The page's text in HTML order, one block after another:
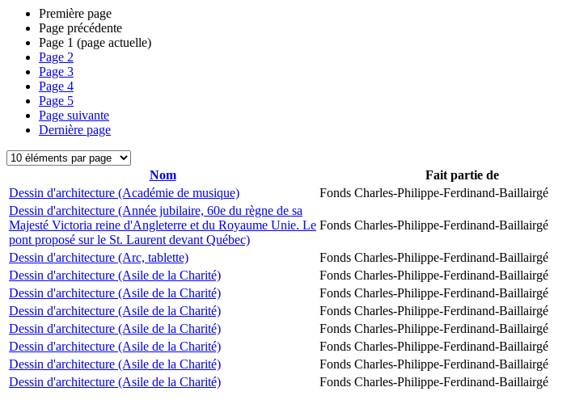
Première page
Page précédente
Page 1 (page actuelle)
Page 2
Page 3
Page 4
Page 5
Page suivante
Dernière page
Nom Fait partie de
Dessin d'architecture (Académie de musique)
Fonds Charles-Philippe-Ferdinand-Baillairgé
Dessin d'architecture (Année jubilaire, 60e du règne de sa
Majesté Victoria reine d'Angleterre et du Royaume Unie. Le
pont proposé sur le St. Laurent devant Québec)
Fonds Charles-Philippe-Ferdinand-Baillairgé
Dessin d'architecture (Arc, tablette) Fonds Charles-Philippe-Ferdinand-Baillairgé
Dessin d'architecture (Asile de la Charité)
Fonds Charles-Philippe-Ferdinand-Baillairgé
Dessin d'architecture (Asile de la Charité)
Fonds Charles-Philippe-Ferdinand-Baillairgé
Dessin d'architecture (Asile de la Charité)
Fonds Charles-Philippe-Ferdinand-Baillairgé
Dessin d'architecture (Asile de la Charité)
Fonds Charles-Philippe-Ferdinand-Baillairgé
Dessin d'architecture (Asile de la Charité)
Fonds Charles-Philippe-Ferdinand-Baillairgé
Dessin d'architecture (Asile de la Charité)
Fonds Charles-Philippe-Ferdinand-Baillairgé
Dessin d'architecture (Asile de la Charité)
Fonds Charles-Philippe-Ferdinand-Baillairgé